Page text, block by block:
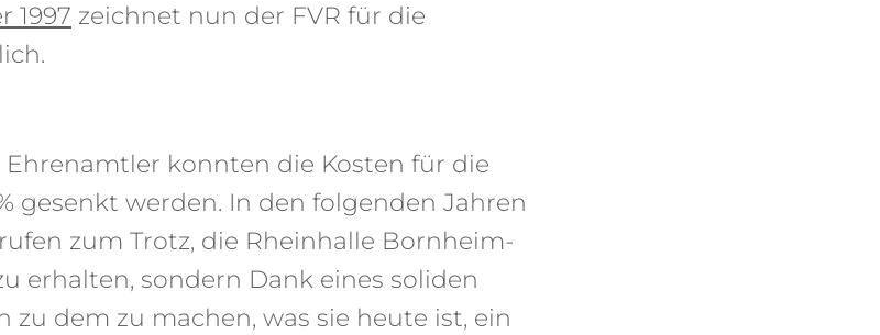
1997 zeichnet nun der FVR für die
konnten die Kosten für die
gesenkt werden. In den folgenden Jahren
zum Trotz, die Rheinhalle Bornheim-
erhalten, sondern Dank eines soliden
zu dem zu machen, was sie heute ist, ein